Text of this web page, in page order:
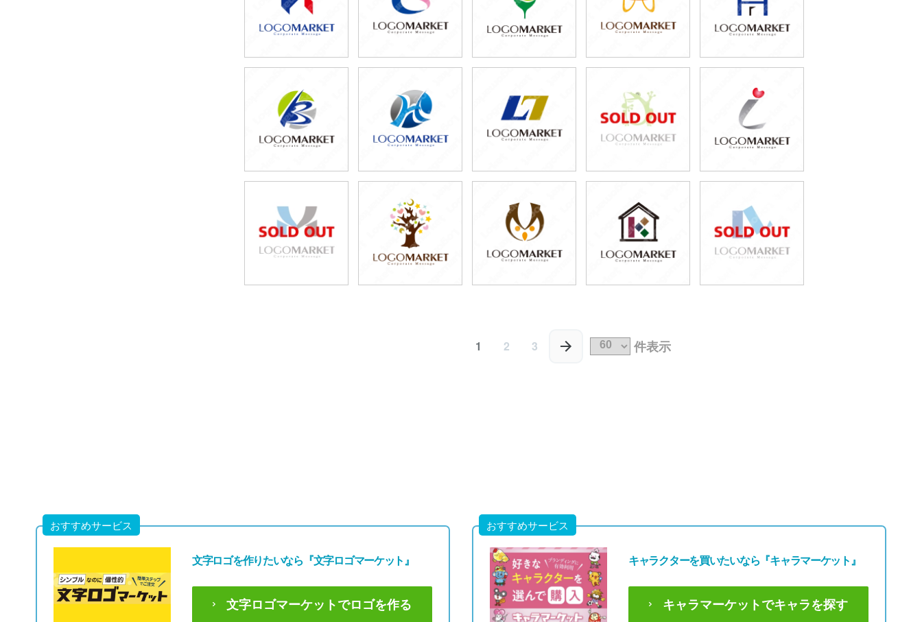
69,800円
(税込76,780円)
59,800円
(税込65,780円)
59,800円
(税込65,780円)
59,800円
(税込65,780円)
59,800円
(税込65,780円)
59,800円
(税込65,780円)
59,800円
(税込65,780円)
49,800円
(税込54,780円)
69,800円
(税込76,780円)
59,800円
(税込65,780円)
1 2 3 件表示
おすすめサービス
文字ロゴを作りたいなら 『文字ロゴマーケット』
文字ロゴマーケットでロゴを作る
おすすめサービス
キャラクターを買いたいなら 『キャラマーケット』
キャラマーケットでキャラを探す